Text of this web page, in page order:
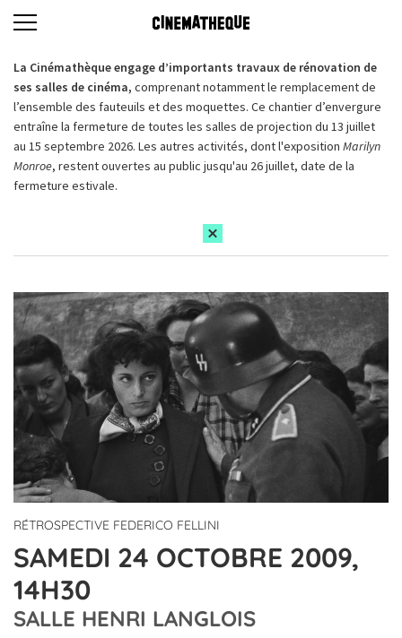
La Cinémathèque engage d’importants travaux de rénovation de
ses salles de cinéma, comprenant notamment le remplacement de
l’ensemble des fauteuils et des moquettes. Ce chantier d’envergure
entraîne la fermeture de toutes les salles de projection du 13 juillet
au 15 septembre 2026. Les autres activités, dont l'exposition Marilyn
Monroe, restent ouvertes au public jusqu'au 26 juillet, date de la
fermeture estivale.
RÉTROSPECTIVE FEDERICO FELLINI
SAMEDI 24 OCTOBRE 2009,
14H30
SALLE HENRI LANGLOIS